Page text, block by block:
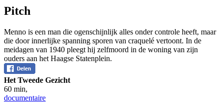
Pitch
Menno is een man die ogenschijnlijk alles onder controle heeft, maar
die door innerlijke spanning sporen van craquelé vertoont. In de
meidagen van 1940 pleegt hij zelfmoord in de woning van zijn
ouders aan het Haagse Statenplein.
Het Tweede Gezicht
60 min,
documentaire